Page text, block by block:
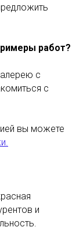
работ?
с
с
вы можете
и